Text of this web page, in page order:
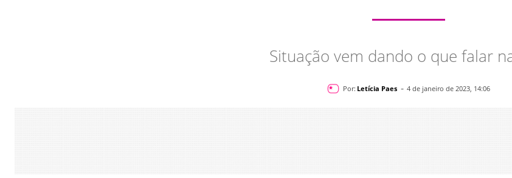
Situação vem dando o que falar
Por: Letícia Paes - 4 de janeiro de 2023, 14:06